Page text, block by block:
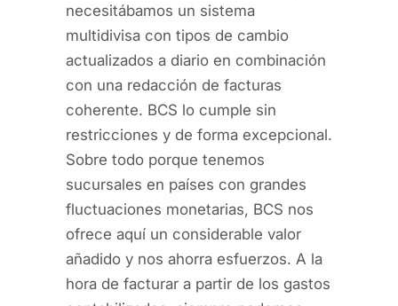
necesitábamos un sistema
multidivisa con tipos de cambio
actualizados a diario en combinación
con una redacción de facturas
coherente. BCS lo cumple sin
restricciones y de forma excepcional.
Sobre todo porque tenemos
sucursales en países con grandes
fluctuaciones monetarias, BCS nos
ofrece aquí un considerable valor
añadido y nos ahorra esfuerzos. A la
hora de facturar a partir de los gastos